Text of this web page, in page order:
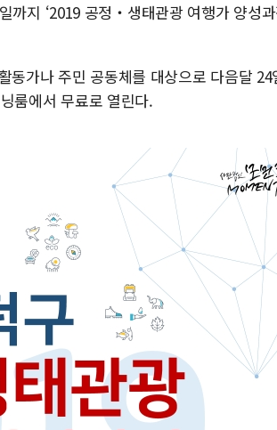
[3보] 북, 원산서 동해
동해해경, 독도 해상서
주한미군 "오산기지
구미 폐염산처리업
해군과 함께하는 '불
강원도 폭염특보 11
[코인 시황] 비트코
지 ‘2019 공정‧생태관광 여행가 양성과
동가나 주민 공동체를 대상으로 다음달 24
룸에서 무료로 열린다.